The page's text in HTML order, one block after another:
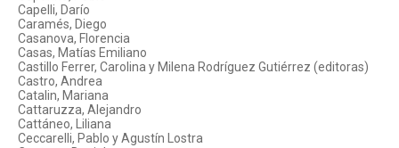
Capelli, Darío
Caramés, Diego
Casanova, Florencia
Casas, Matías Emiliano
Castillo Ferrer, Carolina y Milena Rodríguez Gutiérrez (editoras)
Castro, Andrea
Catalin, Mariana
Cattaruzza, Alejandro
Cattáneo, Liliana
Ceccarelli, Pablo y Agustín Lostra